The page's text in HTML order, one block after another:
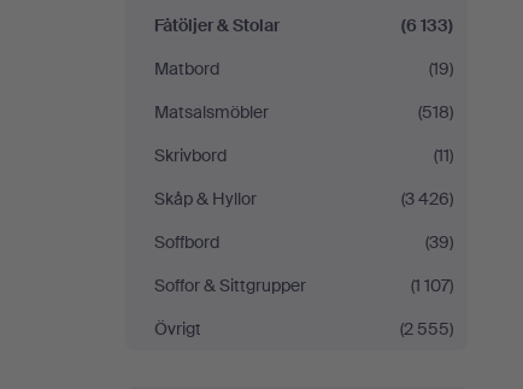
Stadsauktion
Sundsvall
Fåtöljer & Stolar
(6 133)
Matbord
(19)
Matsalsmöbler
(518)
Skrivbord
(11)
Skåp & Hyllor
(3 426)
Soffbord
(39)
Soffor & Sittgrupper
(1 107)
Övrigt
(2 555)